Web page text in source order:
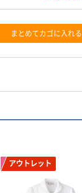
まとめてカゴに入れる
アウトレット